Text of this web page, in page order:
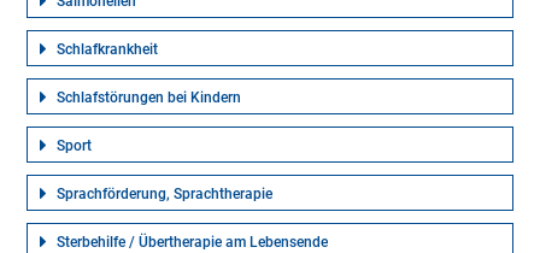
Schlafkrankheit
Schlafstörungen bei Kindern
Sport
Sprachförderung, Sprachtherapie
Sterbehilfe / Übertherapie am Lebensende